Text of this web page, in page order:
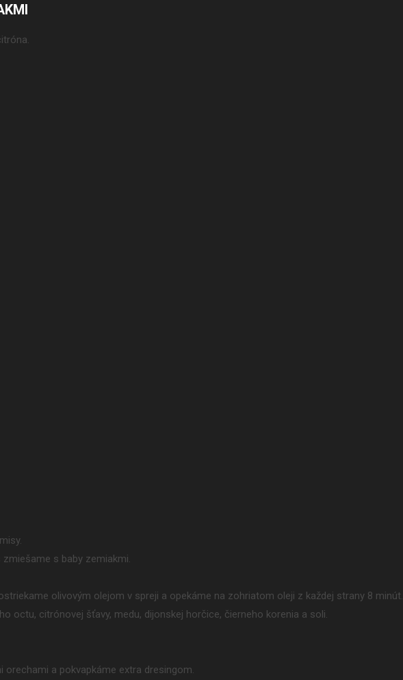
s baby zemiakmi.
olivovým olejom v spreji a opekáme na zohriatom oleji z každej strany 8 minút.
octu, citrónovej šťavy, medu, dijonskej horčice, čierneho korenia a soli.
orechami a pokvapkáme extra dresingom.